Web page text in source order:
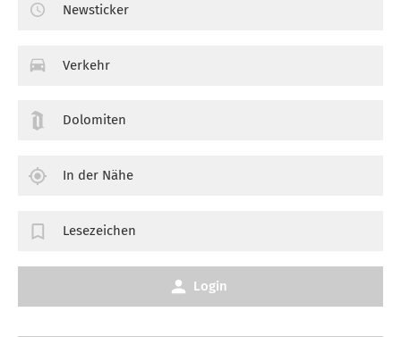
Newsticker
Verkehr
Dolomiten
In der Nähe
Lesezeichen
Login